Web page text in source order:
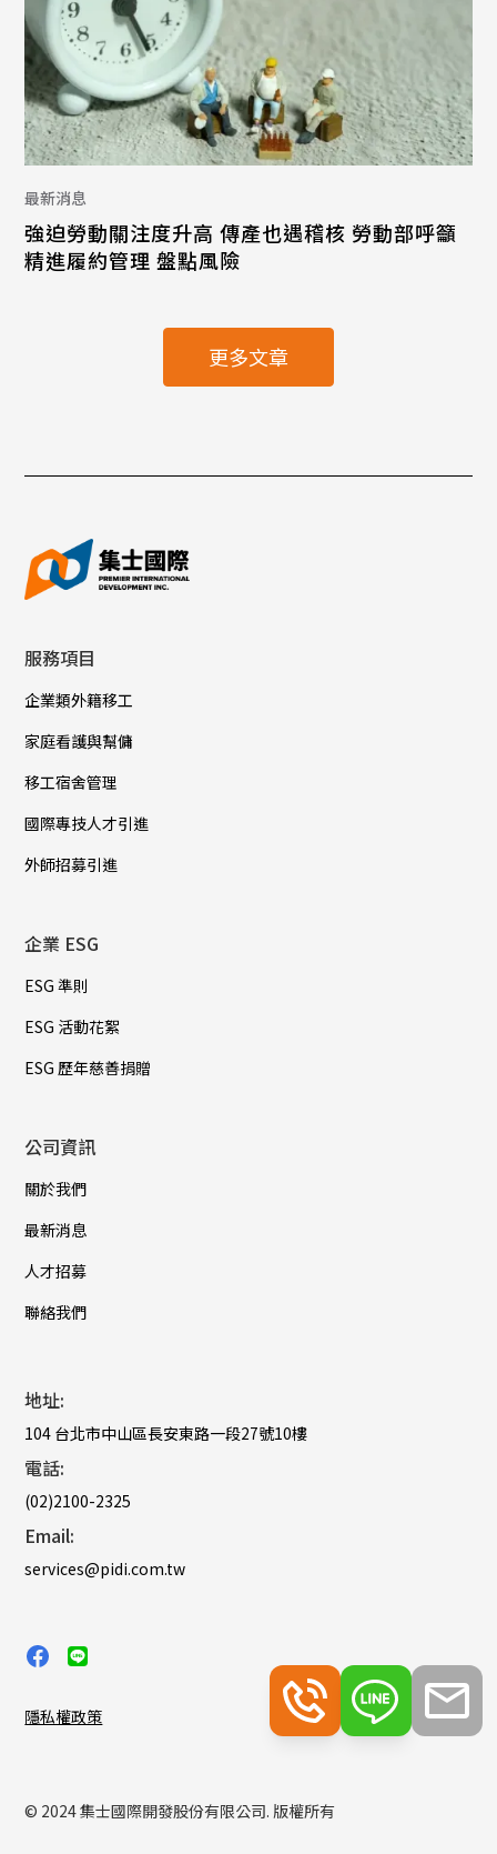
最新消息
強迫勞動關注度升高 傳產也遇稽核 勞動部呼籲
精進履約管理 盤點風險
更多文章
服務項目
企業類外籍移工
家庭看護與幫傭
移工宿舍管理
國際專技人才引進
外師招募引進
企業 ESG
ESG 準則
ESG 活動花絮
ESG 歷年慈善捐贈
公司資訊
關於我們
最新消息
人才招募
聯絡我們
地址:
104 台北市中山區長安東路一段27號10樓
電話:
(02)2100-2325
Email:
services@pidi.com.tw
© 2024 集士國際開發股份有限公司. 版權所有
隱私權政策